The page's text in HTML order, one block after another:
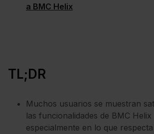
a BMC Helix
TL;DR
Muchos usuarios se muestran
las funcionalidades de BMC Helix
especialmente en lo que